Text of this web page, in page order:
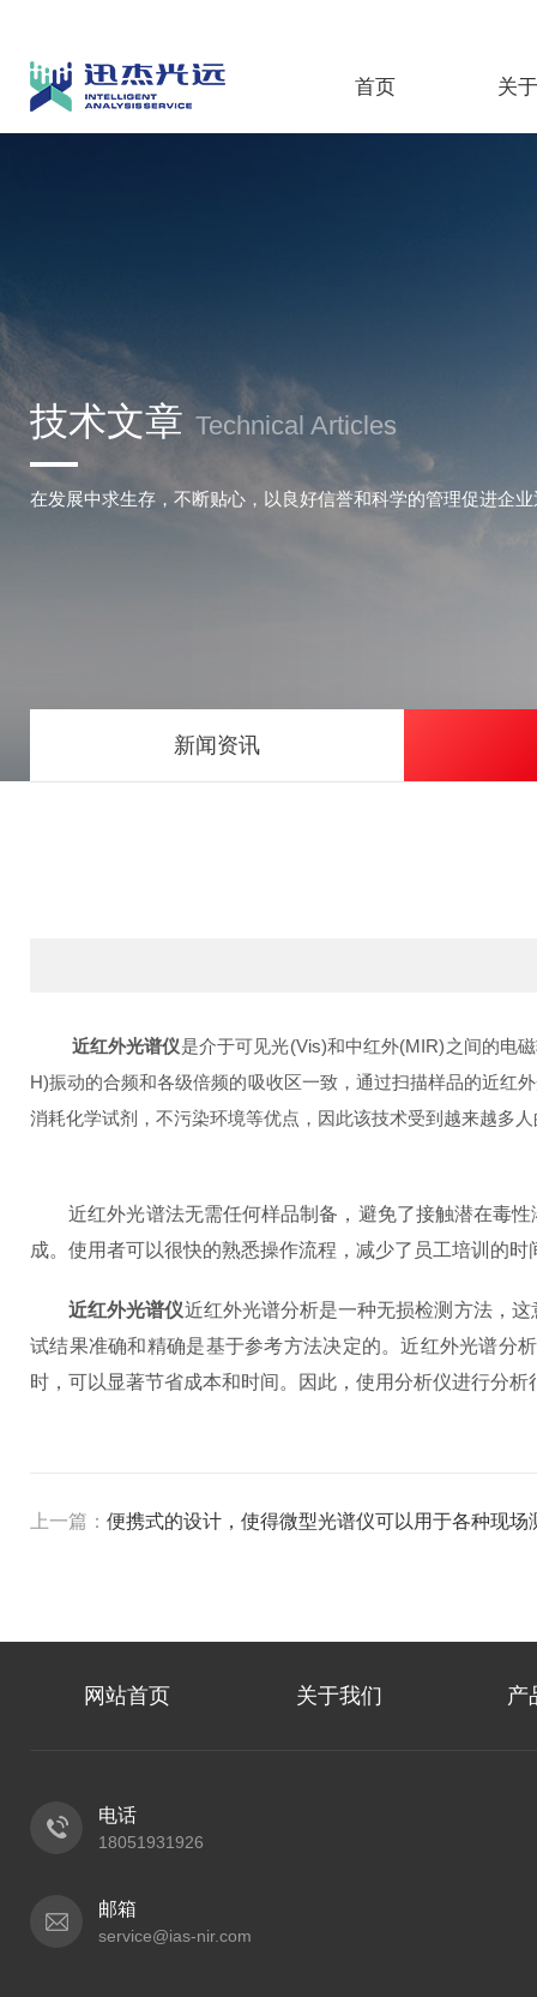
首页 关
技术文章 Technical Articles
在发展中求生存，不断贴心，以良好信誉和科学的管理促进企
新闻资讯
近红外光谱仪是介于可见光(Vis)和中红外(MIR)之间的电
H)振动的合频和各级倍频的吸收区一致，通过扫描样品的近红
消耗化学试剂，不污染环境等优点，因此该技术受到越来越多
近红外光谱法无需任何样品制备，避免了接触潜在毒性
成。使用者可以很快的熟悉操作流程，减少了员工培训的时
近红外光谱仪近红外光谱分析是一种无损检测方法，
试结果准确和精确是基于参考方法决定的。近红外光谱分
时，可以显著节省成本和时间。因此，使用分析仪进行分
上一篇： 便携式的设计，使得微型光谱仪可以用于各种现场
网站首页 关于我们 产
电话
18051931926
邮箱
service@ias-nir.com